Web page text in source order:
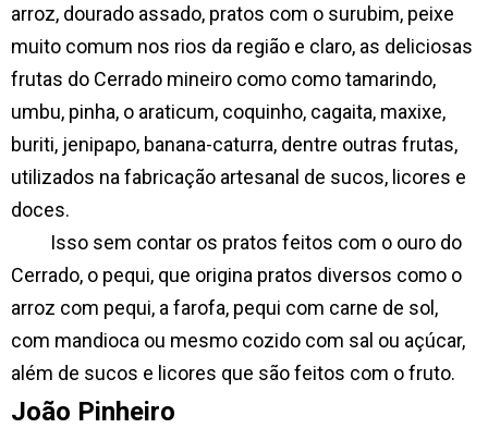
arroz, dourado assado, pratos com o surubim, peixe
muito comum nos rios da região e claro, as deliciosas
frutas do Cerrado mineiro como como tamarindo,
umbu, pinha, o araticum, coquinho, cagaita, maxixe,
buriti, jenipapo, banana-caturra, dentre outras frutas,
utilizados na fabricação artesanal de sucos, licores e
doces.
Isso sem contar os pratos feitos com o ouro do
Cerrado, o pequi, que origina pratos diversos como o
arroz com pequi, a farofa, pequi com carne de sol,
com mandioca ou mesmo cozido com sal ou açúcar,
além de sucos e licores que são feitos com o fruto.
João Pinheiro